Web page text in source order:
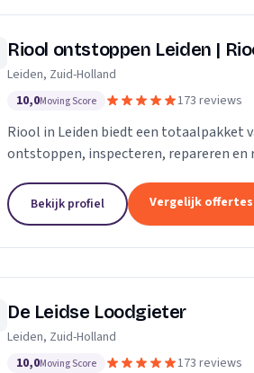
Riool ontstoppen Leiden |
Leiden, Zuid-Holland
10,0Moving Score 173 reviews
Riool in Leiden biedt een totaalpakket
ontstoppen, inspecteren, repareren
Bekijk profiel Vergelijk offertes
De Leidse Loodgieter
Leiden, Zuid-Holland
10,0Moving Score 173 reviews